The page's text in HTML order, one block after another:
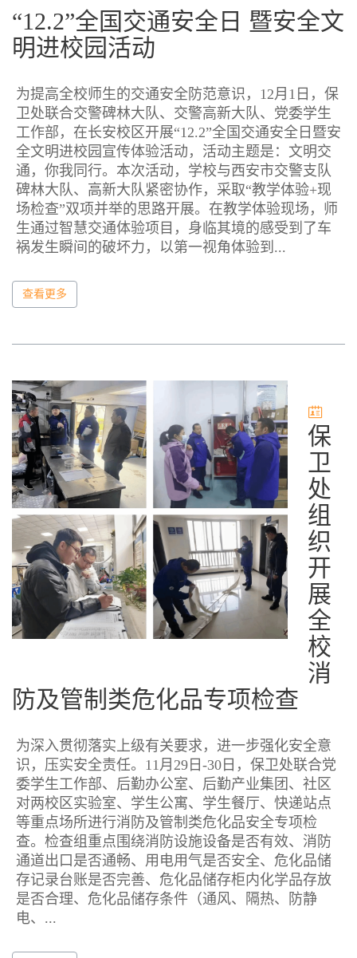
“12.2”全国交通安全日 暨安全文
明进校园活动
为提高全校师生的交通安全防范意识，12月1日，保
卫处联合交警碑林大队、交警高新大队、党委学生
工作部，在长安校区开展“12.2”全国交通安全日暨安
全文明进校园宣传体验活动，活动主题是：文明交
通，你我同行。本次活动，学校与西安市交警支队
碑林大队、高新大队紧密协作，采取“教学体验+现
场检查”双项并举的思路开展。在教学体验现场，师
生通过智慧交通体验项目，身临其境的感受到了车
祸发生瞬间的破坏力，以第一视角体验到...
查看更多
保
卫
处
组
织
开
展
全
校
消
防及管制类危化品专项检查
为深入贯彻落实上级有关要求，进一步强化安全意
识，压实安全责任。11月29日-30日，保卫处联合党
委学生工作部、后勤办公室、后勤产业集团、社区
对两校区实验室、学生公寓、学生餐厅、快递站点
等重点场所进行消防及管制类危化品安全专项检
查。检查组重点围绕消防设施设备是否有效、消防
通道出口是否通畅、用电用气是否安全、危化品储
存记录台账是否完善、危化品储存柜内化学品存放
是否合理、危化品储存条件（通风、隔热、防静
电、...